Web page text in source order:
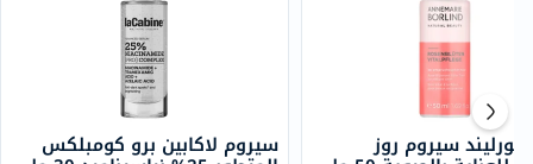
سيروم لاكابين برو كومبلكس بورليند سيروم روز